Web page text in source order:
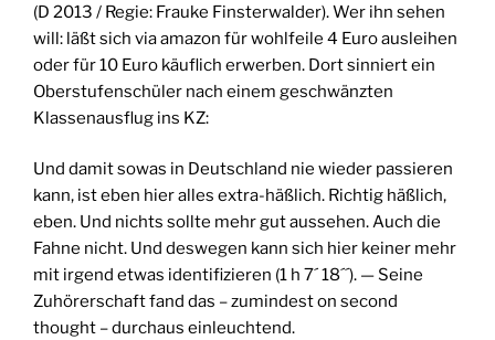
(D 2013 / Regie: Frauke Finsterwalder). Wer ihn sehen
will: läßt sich via amazon für wohlfeile 4 Euro ausleihen
oder für 10 Euro käuflich erwerben. Dort sinniert ein
Oberstufenschüler nach einem geschwänzten
Klassenausflug ins KZ:
Und damit sowas in Deutschland nie wieder passieren
kann, ist eben hier alles extra-häßlich. Richtig häßlich,
eben. Und nichts sollte mehr gut aussehen. Auch die
Fahne nicht. Und deswegen kann sich hier keiner mehr
mit irgend etwas identifizieren (1 h 7´ 18´´). — Seine
Zuhörerschaft fand das – zumindest on second
thought – durchaus einleuchtend.